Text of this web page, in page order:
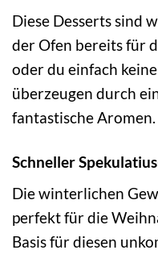
Diese Desserts sind
der Ofen bereits für
oder du einfach
überzeugen durch
fantastische Aromen.
Schneller
Die winterlichen
perfekt für die
Basis für diesen